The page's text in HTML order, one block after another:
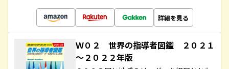
詳細を見る
Ｗ０２ 世界の指導者図鑑 ２０２１
～２０２２年版